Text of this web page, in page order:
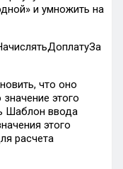
и умножить на
что оно
этого
Шаблон ввода
этого
расчета